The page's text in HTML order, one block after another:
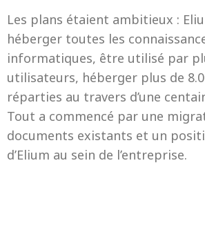
Les plans étaient ambitieux :
héberger toutes les
informatiques, être utilisé par
utilisateurs, héberger plus de
réparties au travers d’une
Tout a commencé par une
documents existants et un
d’Elium au sein de l’entreprise.